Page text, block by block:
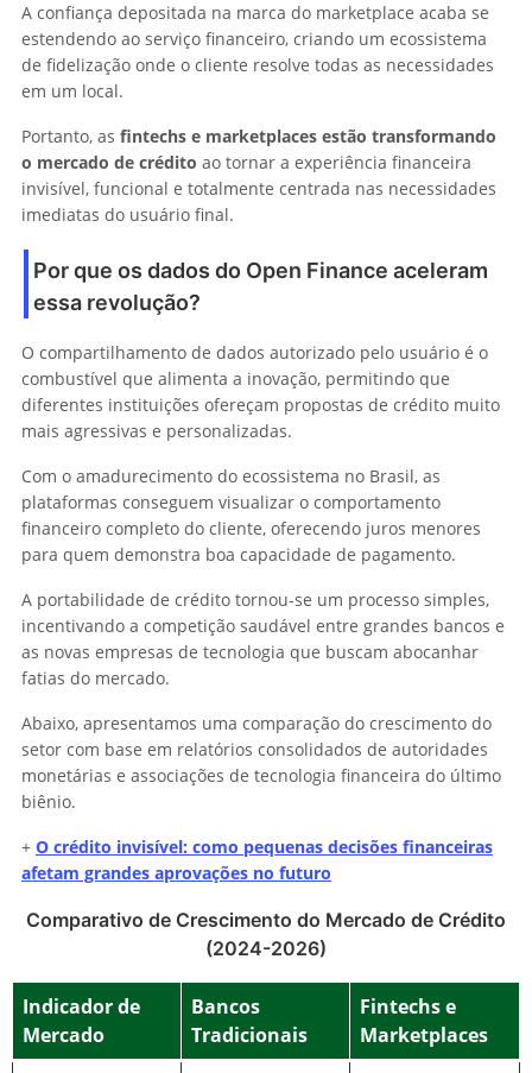
A confiança depositada na marca do marketplace acaba se
estendendo ao serviço financeiro, criando um ecossistema
de fidelização onde o cliente resolve todas as necessidades
em um local.
Portanto, as fintechs e marketplaces estão transformando
o mercado de crédito ao tornar a experiência financeira
invisível, funcional e totalmente centrada nas necessidades
imediatas do usuário final.
Por que os dados do Open Finance aceleram
essa revolução?
O compartilhamento de dados autorizado pelo usuário é o
combustível que alimenta a inovação, permitindo que
diferentes instituições ofereçam propostas de crédito muito
mais agressivas e personalizadas.
Com o amadurecimento do ecossistema no Brasil, as
plataformas conseguem visualizar o comportamento
financeiro completo do cliente, oferecendo juros menores
para quem demonstra boa capacidade de pagamento.
A portabilidade de crédito tornou-se um processo simples,
incentivando a competição saudável entre grandes bancos e
as novas empresas de tecnologia que buscam abocanhar
fatias do mercado.
Abaixo, apresentamos uma comparação do crescimento do
setor com base em relatórios consolidados de autoridades
monetárias e associações de tecnologia financeira do último
biênio.
+ O crédito invisível: como pequenas decisões financeiras
afetam grandes aprovações no futuro
Comparativo de Crescimento do Mercado de Crédito
(2024-2026)
Indicador de
Mercado
Bancos
Tradicionais
Fintechs e
Marketplaces